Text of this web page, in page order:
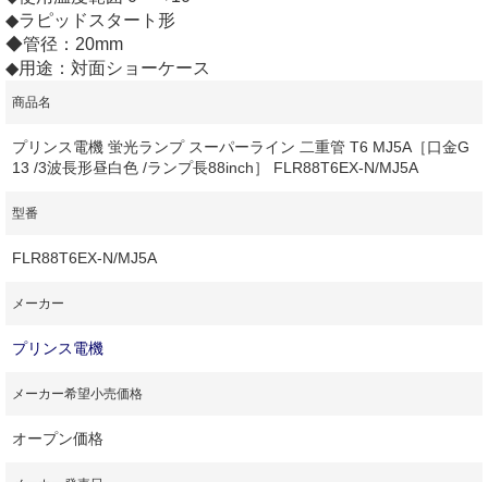
◆ラピッドスタート形
◆管径：20mm
◆用途：対面ショーケース
商品名
プリンス電機 蛍光ランプ スーパーライン 二重管 T6 MJ5A［口金G
13 /3波長形昼白色 /ランプ長88inch］ FLR88T6EX-N/MJ5A
型番
FLR88T6EX-N/MJ5A
メーカー
プリンス電機
メーカー希望小売価格
オープン価格